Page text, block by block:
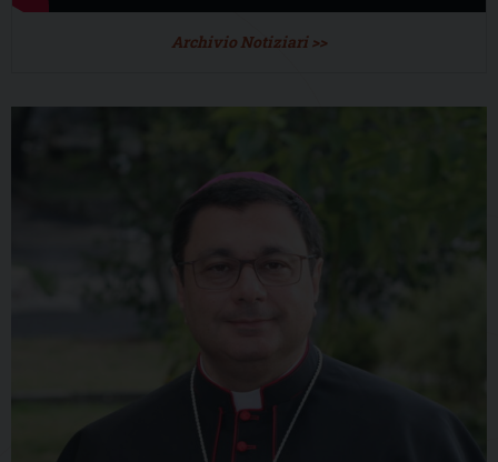
Archivio Notiziari >>